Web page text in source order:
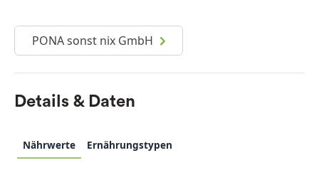
PONA sonst nix GmbH
Details & Daten
Nährwerte Ernährungstypen